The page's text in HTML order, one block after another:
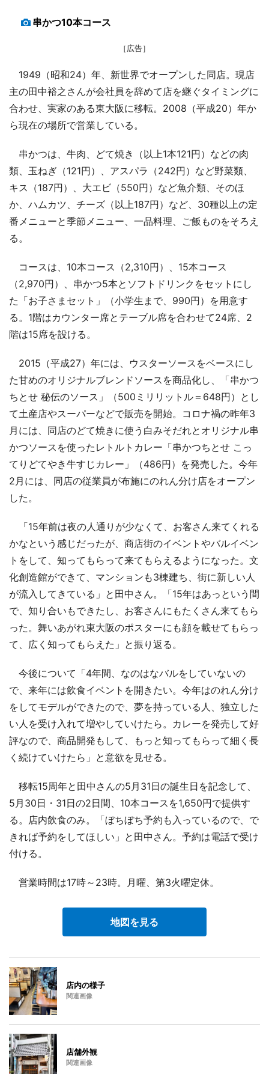
串かつ10本コース
［広告］
1949（昭和24）年、新世界でオープンした同店。現店
主の田中裕之さんが会社員を辞めて店を継ぐタイミングに
合わせ、実家のある東大阪に移転。2008（平成20）年か
ら現在の場所で営業している。
串かつは、牛肉、どて焼き（以上1本121円）などの肉
類、玉ねぎ（121円）、アスパラ（242円）など野菜類、
キス（187円）、大エビ（550円）など魚介類、そのほ
か、ハムカツ、チーズ（以上187円）など、30種以上の定
番メニューと季節メニュー、一品料理、ご飯ものをそろえ
る。
コースは、10本コース（2,310円）、15本コース
（2,970円）、串かつ5本とソフトドリンクをセットにし
た「お子さまセット」（小学生まで、990円）を用意す
る。1階はカウンター席とテーブル席を合わせて24席、2
階は15席を設ける。
2015（平成27）年には、ウスターソースをベースにし
た甘めのオリジナルブレンドソースを商品化し、「串かつ
ちとせ 秘伝のソース」（500ミリリットル＝648円）とし
て土産店やスーパーなどで販売を開始。コロナ禍の昨年3
月には、同店のどて焼きに使う白みそだれとオリジナル串
かつソースを使ったレトルトカレー「串かつちとせ こっ
てりどてやき牛すじカレー」（486円）を発売した。今年
2月には、同店の従業員が布施にのれん分け店をオープン
した。
「15年前は夜の人通りが少なくて、お客さん来てくれる
かなという感じだったが、商店街のイベントやバルイベン
トをして、知ってもらって来てもらえるようになった。文
化創造館ができて、マンションも3棟建ち、街に新しい人
が流入してきている」と田中さん。「15年はあっという間
で、知り合いもできたし、お客さんにもたくさん来てもら
った。舞いあがれ東大阪のポスターにも顔を載せてもらっ
て、広く知ってもらえた」と振り返る。
今後について「4年間、なのはなバルをしていないの
で、来年には飲食イベントを開きたい。今年はのれん分け
をしてモデルができたので、夢を持っている人、独立した
い人を受け入れて増やしていけたら。カレーを発売して好
評なので、商品開発もして、もっと知ってもらって細く長
く続けていけたら」と意欲を見せる。
移転15周年と田中さんの5月31日の誕生日を記念して、
5月30日・31日の2日間、10本コースを1,650円で提供す
る。店内飲食のみ。「ぼちぼち予約も入っているので、で
きれば予約をしてほしい」と田中さん。予約は電話で受け
付ける。
営業時間は17時～23時。月曜、第3火曜定休。
地図を見る
店内の様子
関連画像
店舗外観
関連画像